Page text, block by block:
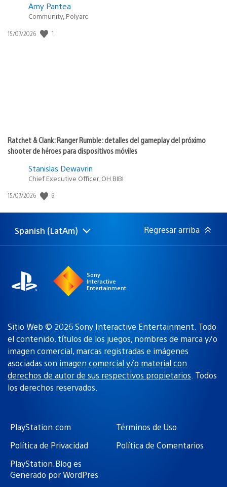
Amy Pantea
Community, Polyarc
Fecha
15/07/2026 1
Ratchet & Clank: Ranger Rumble: detalles del gameplay del próximo
shooter de héroes para dispositivos móviles
Stanislas Dewavrin
Chief Executive Officer, OH BIBI
Fecha
publicación:
15/07/2026 9
Elige
Región
Spanish (LatAm) Regresar arriba
Sony
Interactive
Entertainment
Sitio Web © 2026 Sony Interactive Entertainment. Todo
el contenido, títulos de los juegos, nombres de marca y/o
imagen comercial, marcas registradas e imágenes
asociadas son imagen comercial y/o material con
derechos de autor de sus respectivos propietarios. Todos
los derechos reservados.
PlayStation.com
Términos de Uso
Política de Privacidad
Política de Comentarios
PlayStation.Blog es
Generado por WordPres